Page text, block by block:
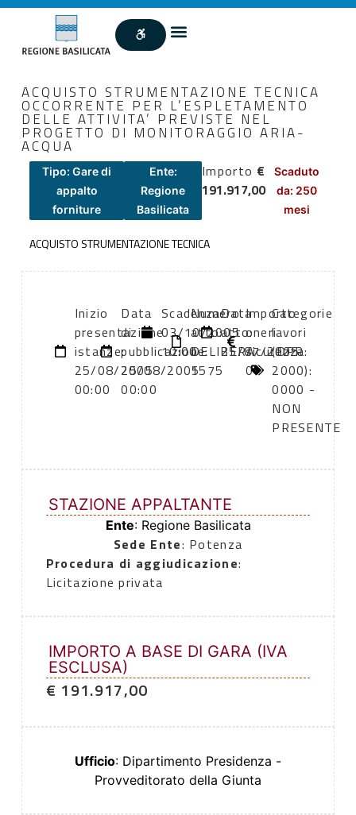
ACQUISTO STRUMENTAZIONE TECNICA
OCCORRENTE PER L’ESPLETAMENTO
DELLE ATTIVITA’ PREVISTE NEL
PROGETTO DI MONITORAGGIO ARIA-
ACQUA
Tipo: Gare di
appalto
forniture
Ente:
Regione
Basilicata
Importo €
191.917,00
Scaduto
da: 250
mesi
ACQUISTO STRUMENTAZIONE TECNICA
Inizio
presentazione
istanze:
25/08/2005
00:00
Data
di
pubblicazione:
25/08/2005
00:00
Scadenza:
03/10/2005
10:00
Numero
atto:
DELIBERA
1575
Data
atto:
25/07/2005
Importo
oneri
sicurezza:
0
Categorie
lavori
(DPR
2000):
0000 -
NON
PRESENTE
STAZIONE APPALTANTE
Ente: Regione Basilicata
Sede Ente: Potenza
Procedura di aggiudicazione:
Licitazione privata
IMPORTO A BASE DI GARA (IVA
ESCLUSA)
€ 191.917,00
Ufficio: Dipartimento Presidenza -
Provveditorato della Giunta